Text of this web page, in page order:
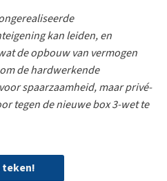
kan leiden, en
de opbouw van vermogen
de hardwerkende
spaarzaamheid, maar privé-
tegen de nieuwe box 3-wet te
teken!